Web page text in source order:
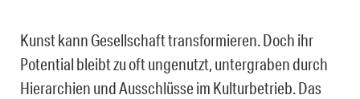
Kunst kann Gesellschaft transformieren. Doch ihr
Potential bleibt zu oft ungenutzt, untergraben durch
Hierarchien und Ausschlüsse im Kulturbetrieb. Das